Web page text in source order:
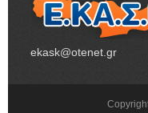
ekask@otenet.gr